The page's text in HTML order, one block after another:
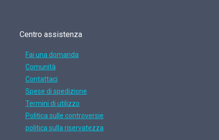
Centro assistenza
Fai una domanda
Comunità
Contattaci
Spese di spedizione
Termini di utilizzo
Politica sulle controversie
politica sulla riservatezza